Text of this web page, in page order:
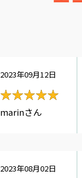
2023年09月12日
★★★★★
★★★★★
marinさん
2023年08月02日